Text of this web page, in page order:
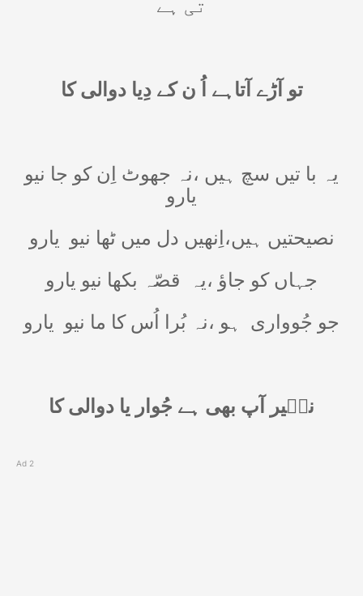
تی ہے
تو آڑے آتاہے اُ ن کے دِیا دوالی کا
یہ با تیں سچ ہیں ،نہ جھوٹ اِن کو جا نیو
یارو
نصیحتیں ہیں،اِنھیں دل میں ٹھا نیو
یارو
جہاں کو جاؤ ،یہ
قصّہ بکھا نیو یارو
جو جُوواری
ہو ،نہ بُرا اُس کا ما نیو یارو
نظؔیر آپ بھی ہے جُوار یا دوالی کا
Ad 2